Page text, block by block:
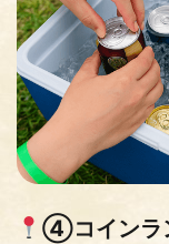
④コインラ